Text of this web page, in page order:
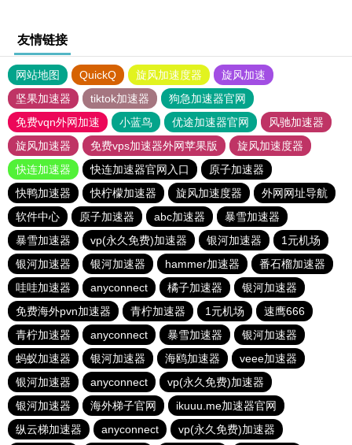
友情链接
网站地图 QuickQ 旋风加速度器
旋风加速
坚果加速器
tiktok加速器
狗急加速器官网
免费vqn外网加速
小蓝鸟 优途加速器官网
风驰加速器
旋风加速器
免费vps加速器外网苹果版
旋风加速度器
快连加速器
快连加速器官网入口
原子加速器
快鸭加速器
快柠檬加速器 旋风加速度器
外网网址导航
软件中心
原子加速器 abc加速器
暴雪加速器
暴雪加速器
vp(永久免费)加速器 银河加速器
1元机场
银河加速器
银河加速器 hammer加速器
番石榴加速器
哇哇加速器
anyconnect 橘子加速器
银河加速器
免费海外pvn加速器
青柠加速器 1元机场
速鹰666
青柠加速器
anyconnect 暴雪加速器
银河加速器
蚂蚁加速器
银河加速器 海鸥加速器
veee加速器
银河加速器
anyconnect
vp(永久免费)加速器
银河加速器
海外梯子官网
ikuuu.me加速器官网
纵云梯加速器
anyconnect vp(永久免费)加速器